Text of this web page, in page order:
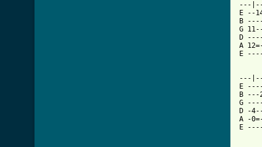
---
E --
B
G
D
A
E
---
E
B
G
D -
A -
E